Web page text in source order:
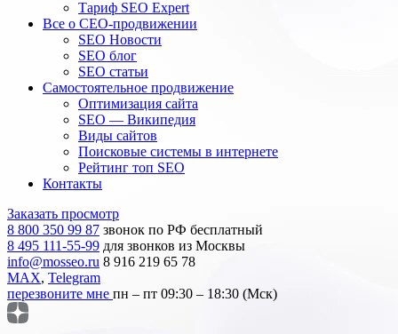
Тариф SEO Expert
Все о СЕО-продвижении
SEO Новости
SEO блог
SEO статьи
Самостоятельное продвижение
Оптимизация сайта
SEO — Википедия
Виды сайтов
Поисковые системы в интернете
Рейтинг топ SEO
Контакты
Заказать просмотр
8 800 350 99 87 звонок по РФ бесплатный
8 495 111-55-99 для звонков из Москвы
info@mosseo.ru 8 916 219 65 78
MAX, Telegram
перезвоните мне пн – пт 09:30 – 18:30 (Мск)